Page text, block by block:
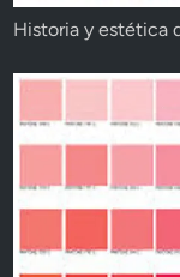
Historia y estética